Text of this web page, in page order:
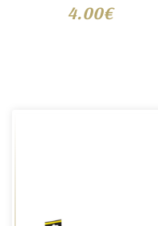
4.00€